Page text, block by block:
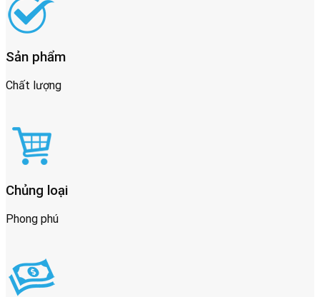
Sản phẩm
Chất lượng
Chủng loại
Phong phú